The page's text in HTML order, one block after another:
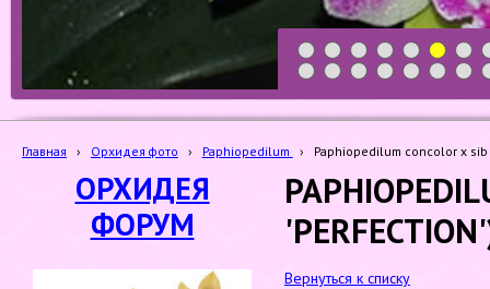
1 2 3 4 5 6 7
8
19 20 21 22 23 24 25
Главная › Орхидея фото › Paphiopedilum › Paphiopedilum concolor x
ОРХИДЕЯ
ФОРУМ
Вернуться к списку